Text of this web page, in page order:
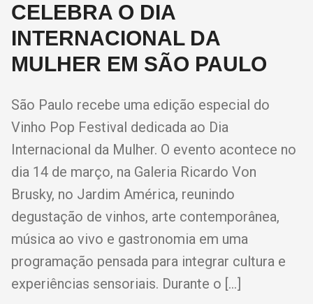
CELEBRA O DIA
INTERNACIONAL DA
MULHER EM SÃO PAULO
São Paulo recebe uma edição especial do
Vinho Pop Festival dedicada ao Dia
Internacional da Mulher. O evento acontece no
dia 14 de março, na Galeria Ricardo Von
Brusky, no Jardim América, reunindo
degustação de vinhos, arte contemporânea,
música ao vivo e gastronomia em uma
programação pensada para integrar cultura e
experiências sensoriais. Durante o […]